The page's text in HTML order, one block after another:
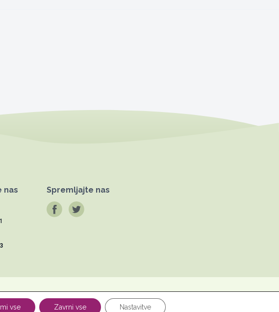
nas Spremljajte nas
Varstvo osebnih podatkov
obvestilo
vse Zavrni vse Nastavitve